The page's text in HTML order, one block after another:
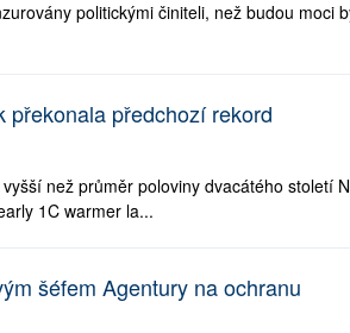
politickými činiteli, než budou moci
předchozí rekord
než průměr poloviny dvacátého století
1C warmer la...
šéfem Agentury na ochranu